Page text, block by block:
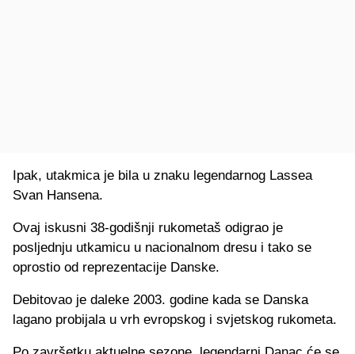
Ipak, utakmica je bila u znaku legendarnog Lassea
Svan Hansena.
Ovaj iskusni 38-godišnji rukometaš odigrao je
posljednju utkamicu u nacionalnom dresu i tako se
oprostio od reprezentacije Danske.
Debitovao je daleke 2003. godine kada se Danska
lagano probijala u vrh evropskog i svjetskog rukometa.